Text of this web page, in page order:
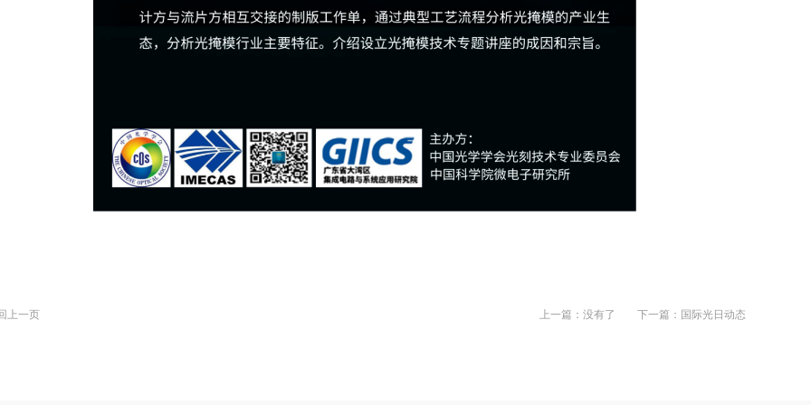
上一篇：没有了 下一篇：国际光日动态
上一页